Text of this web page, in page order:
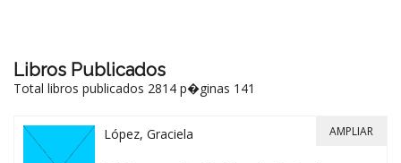
Libros Publicados
Total libros publicados 2814 p�ginas 141
López, Graciela AMPLIAR